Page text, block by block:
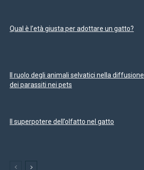
Qual è l’età giusta per adottare un gatto?
Il ruolo degli animali selvatici nella diffusione
dei parassiti nei pets
Il superpotere dell’olfatto nel gatto